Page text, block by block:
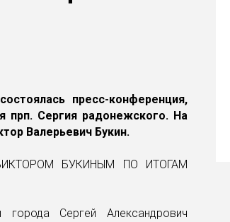
пресс-конференция,
прп. Сергия радонежского. На
Валерьевич Букин.
Сергей Александрович